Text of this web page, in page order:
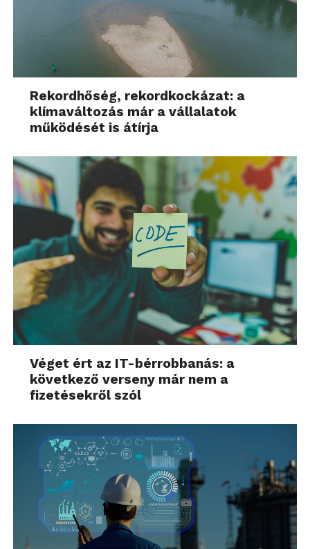
Rekordhőség, rekordkockázat: a
klímaváltozás már a vállalatok
működését is átírja
Véget ért az IT-bérrobbanás: a
következő verseny már nem a
fizetésekről szól